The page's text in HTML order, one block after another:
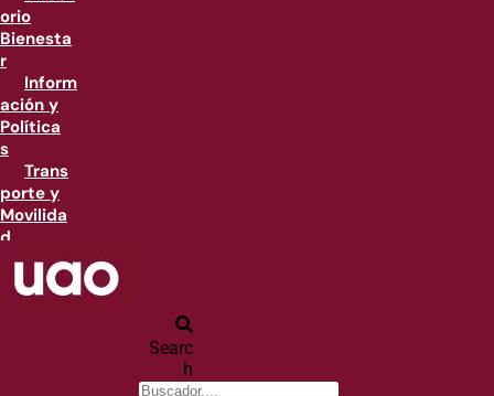
orio
Bienesta
r
Inform
ación y
Política
s
Trans
porte y
Movilida
d
Searc
h